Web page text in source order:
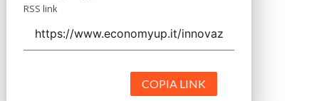
RSS link
COPIA LINK